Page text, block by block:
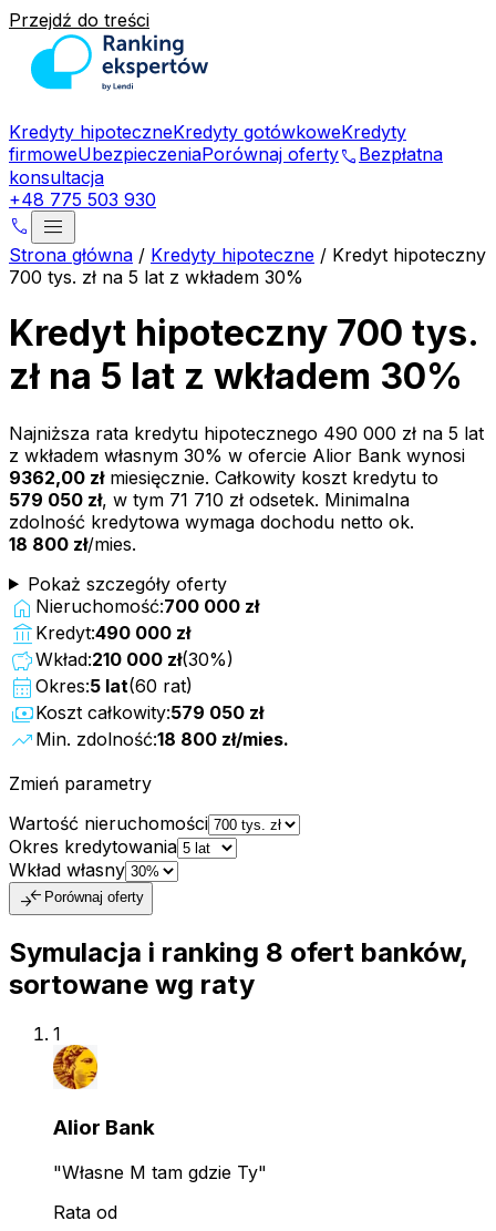
Przejdź do treści
Kredyty hipoteczneKredyty gotówkoweKredyty
firmoweUbezpieczeniaPorównaj ofertyphone Bezpłatna
konsultacja
+48 775 503 930
phone menu
Strona główna / Kredyty hipoteczne / Kredyt hipoteczny
700 tys. zł na 5 lat z wkładem 30%
Kredyt hipoteczny 700 tys.
zł na 5 lat z wkładem 30%
Najniższa rata kredytu hipotecznego 490 000 zł na 5 lat
z wkładem własnym 30% w ofercie Alior Bank wynosi
9362,00 złmiesięcznie. Całkowity koszt kredytu to
579 050 zł, w tym 71 710 zł odsetek. Minimalna
zdolność kredytowa wymaga dochodu netto ok.
18 800 zł/mies.
Pokaż szczegóły oferty
home Nieruchomość:700 000 zł
account_balance Kredyt:490 000 zł
savingsWkład:210 000 zł(30%)
calendar_month Okres:5 lat(60 rat)
paymentsKoszt całkowity:579 050 zł
trending_up Min. zdolność:18 800 zł/mies.
Zmień parametry
Wartość nieruchomości
Okres kredytowania
Wkład własny
compare_arrows Porównaj oferty
Symulacja i ranking 8 ofert banków,
sortowane wg raty
1
Alior Bank
"Własne M tam gdzie Ty"
Rata od